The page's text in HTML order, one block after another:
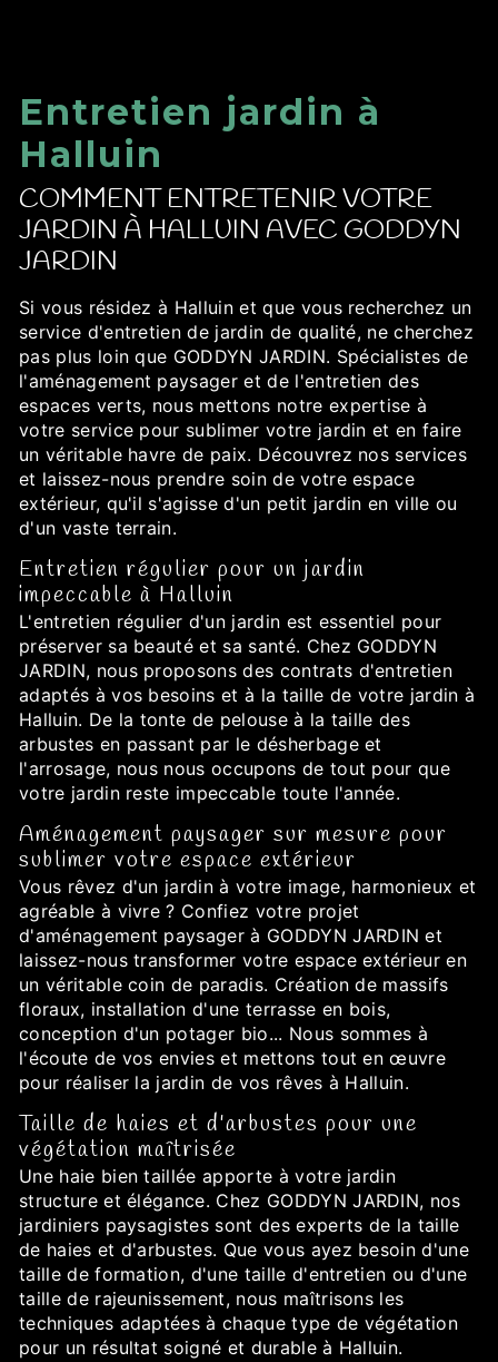
Entretien jardin à
Halluin
COMMENT ENTRETENIR VOTRE
JARDIN À HALLUIN AVEC GODDYN
JARDIN
Si vous résidez à Halluin et que vous recherchez un
service d'entretien de jardin de qualité, ne cherchez
pas plus loin que GODDYN JARDIN. Spécialistes de
l'aménagement paysager et de l'entretien des
espaces verts, nous mettons notre expertise à
votre service pour sublimer votre jardin et en faire
un véritable havre de paix. Découvrez nos services
et laissez-nous prendre soin de votre espace
extérieur, qu'il s'agisse d'un petit jardin en ville ou
d'un vaste terrain.
Entretien régulier pour un jardin
impeccable à Halluin
L'entretien régulier d'un jardin est essentiel pour
préserver sa beauté et sa santé. Chez GODDYN
JARDIN, nous proposons des contrats d'entretien
adaptés à vos besoins et à la taille de votre jardin à
Halluin. De la tonte de pelouse à la taille des
arbustes en passant par le désherbage et
l'arrosage, nous nous occupons de tout pour que
votre jardin reste impeccable toute l'année.
Aménagement paysager sur mesure pour
sublimer votre espace extérieur
Vous rêvez d'un jardin à votre image, harmonieux et
agréable à vivre ? Confiez votre projet
d'aménagement paysager à GODDYN JARDIN et
laissez-nous transformer votre espace extérieur en
un véritable coin de paradis. Création de massifs
floraux, installation d'une terrasse en bois,
conception d'un potager bio... Nous sommes à
l'écoute de vos envies et mettons tout en œuvre
pour réaliser la jardin de vos rêves à Halluin.
Taille de haies et d'arbustes pour une
végétation maîtrisée
Une haie bien taillée apporte à votre jardin
structure et élégance. Chez GODDYN JARDIN, nos
jardiniers paysagistes sont des experts de la taille
de haies et d'arbustes. Que vous ayez besoin d'une
taille de formation, d'une taille d'entretien ou d'une
taille de rajeunissement, nous maîtrisons les
techniques adaptées à chaque type de végétation
pour un résultat soigné et durable à Halluin.